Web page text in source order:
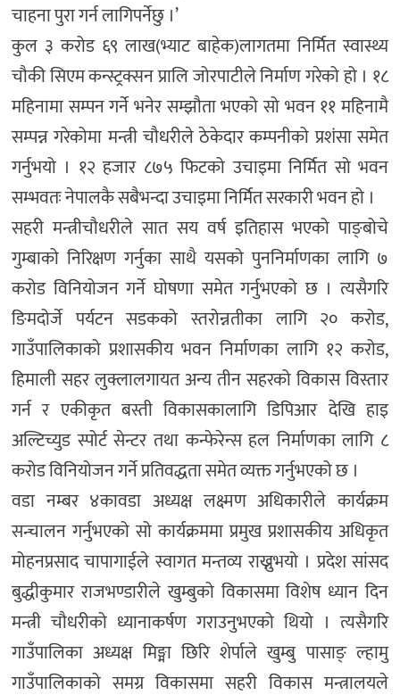
चाहना पुरा गर्न लागिपर्नेछु ।’
कुल ३ करोड ६९ लाख(भ्याट बाहेक)लागतमा निर्मित स्वास्थ्य
चौकी सिएम कन्स्ट्रक्सन प्रालि जोरपाटीले निर्माण गरेको हो । १८
महिनामा सम्पन गर्ने भनेर सम्झौता भएको सो भवन ११ महिनामै
सम्पन्न गरेकोमा मन्त्री चौधरीले ठेकेदार कम्पनीको प्रशंसा समेत
गर्नुभयो । १२ हजार ८७५ फिटको उचाइमा निर्मित सो भवन
सम्भवतः नेपालकै सबैभन्दा उचाइमा निर्मित सरकारी भवन हो ।
सहरी मन्त्रीचौधरीले सात सय वर्ष इतिहास भएको पाङ्बोचे
गुम्बाको निरिक्षण गर्नुका साथै यसको पुननिर्माणका लागि ७
करोड विनियोजन गर्ने घोषणा समेत गर्नुभएको छ । त्यसैगरि
ङिमदोर्जे पर्यटन सडकको स्तरोन्नतीका लागि २० करोड,
गाउँपालिकाको प्रशासकीय भवन निर्माणका लागि १२ करोड,
हिमाली सहर लुक्लालगायत अन्य तीन सहरको विकास विस्तार
गर्न र एकीकृत बस्ती विकासकालागि डिपिआर देखि हाइ
अल्टिच्युड स्पोर्ट सेन्टर तथा कन्फेरेन्स हल निर्माणका लागि ८
करोड विनियोजन गर्ने प्रतिवद्धता समेत व्यक्त गर्नुभएको छ ।
वडा नम्बर ४कावडा अध्यक्ष लक्ष्मण अधिकारीले कार्यक्रम
सन्चालन गर्नुभएको सो कार्यक्रममा प्रमुख प्रशासकीय अधिकृत
मोहनप्रसाद चापागाईले स्वागत मन्तव्य राख्नुभयो । प्रदेश सांसद
बुद्धीकुमार राजभण्डारीले खुम्बुको विकासमा विशेष ध्यान दिन
मन्त्री चौधरीको ध्यानाकर्षण गराउनुभएको थियो । त्यसैगरि
गाउँपालिका अध्यक्ष मिङ्मा छिरि शेर्पाले खुम्बु पासाङ् ल्हामु
गाउँपालिकाको समग्र विकासमा सहरी विकास मन्त्रालयले